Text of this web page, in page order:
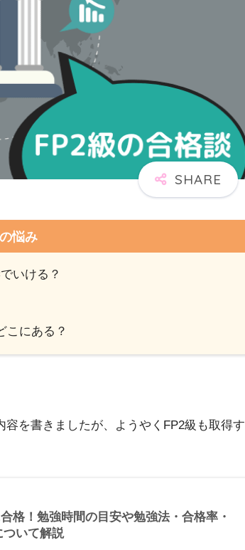
悩み
いける？
こにある？
を書きましたが、ようやくFP2級も取得す
格！勉強時間の目安や勉強法・合格率・
ついて解説